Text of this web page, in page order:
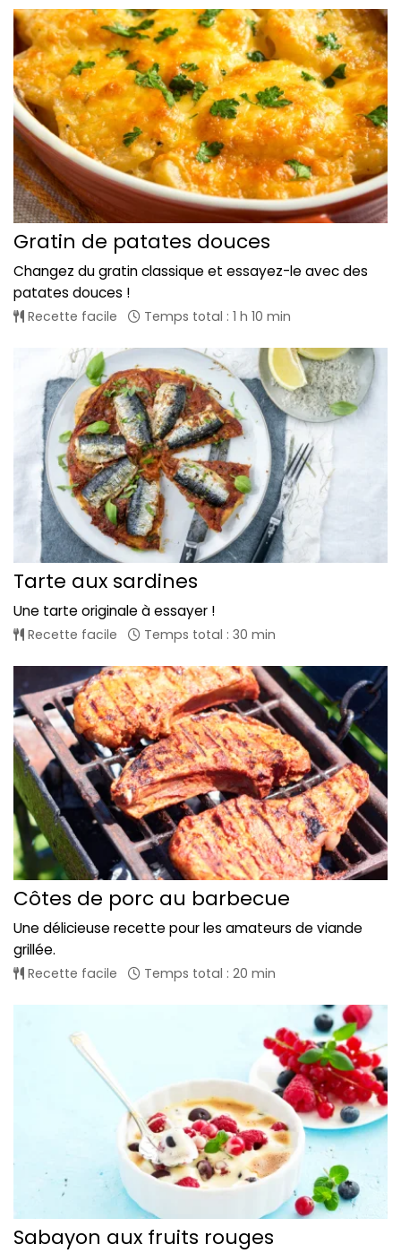
Gratin de patates douces
Changez du gratin classique et essayez-le avec des
patates douces !
Recette facile Temps total : 1 h 10 min
Tarte aux sardines
Une tarte originale à essayer !
Recette facile Temps total : 30 min
Côtes de porc au barbecue
Une délicieuse recette pour les amateurs de viande
grillée.
Recette facile Temps total : 20 min
Sabayon aux fruits rouges